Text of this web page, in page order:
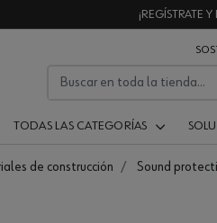
¡REGÍSTRATE
TODAS LAS CATEGORÍAS
de construcción Sound